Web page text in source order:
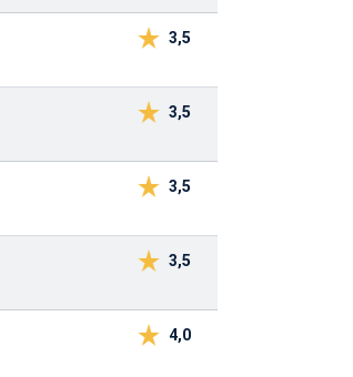
3,5
3,5
3,5
3,5
4,0